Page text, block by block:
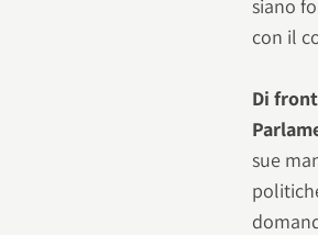
siano
con il
Di
sue